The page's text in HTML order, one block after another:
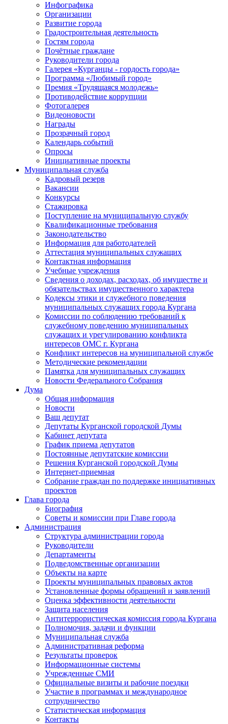
Инфографика
Организации
Развитие города
Градостроительная деятельность
Гостям города
Почётные граждане
Руководители города
Галерея «Курганцы - гордость города»
Программа «Любимый город»
Премия «Трудящаяся молодежь»
Противодействие коррупции
Фотогалерея
Видеоновости
Награды
Прозрачный город
Календарь событий
Опросы
Инициативные проекты
Муниципальная служба
Кадровый резерв
Вакансии
Конкурсы
Стажировка
Поступление на муниципальную службу
Квалификационные требования
Законодательство
Информация для работодателей
Аттестация муниципальных служащих
Контактная информация
Учебные учреждения
Сведения о доходах, расходах, об имуществе и
обязательствах имущественного характера
Кодексы этики и служебного поведения
муниципальных служащих города Кургана
Комиссии по соблюдению требований к
служебному поведению муниципальных
служащих и урегулированию конфликта
интересов ОМС г. Кургана
Конфликт интересов на муниципальной службе
Методические рекомендации
Памятка для муниципальных служащих
Новости Федерального Cобрания
Дума
Общая информация
Новости
Ваш депутат
Депутаты Курганской городской Думы
Кабинет депутата
График приема депутатов
Постоянные депутатские комиссии
Решения Курганской городской Думы
Интернет-приемная
Собрание граждан по поддержке инициативных
проектов
Глава города
Биография
Советы и комиссии при Главе города
Администрация
Структура администрации города
Руководители
Департаменты
Подведомственные организации
Объекты на карте
Проекты муниципальных правовых актов
Установленные формы обращений и заявлений
Оценка эффективности деятельности
Защита населения
Антитеррористическая комиссия города Кургана
Полномочия, задачи и функции
Муниципальная служба
Административная реформа
Результаты проверок
Информационные системы
Учрежденные СМИ
Официальные визиты и рабочие поездки
Участие в программах и международное
сотрудничество
Статистическая информация
Контакты